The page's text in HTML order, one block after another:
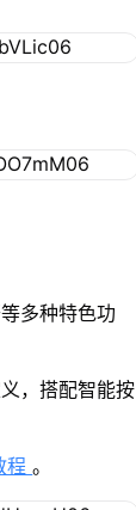
多种特色功
，搭配智能按
程。